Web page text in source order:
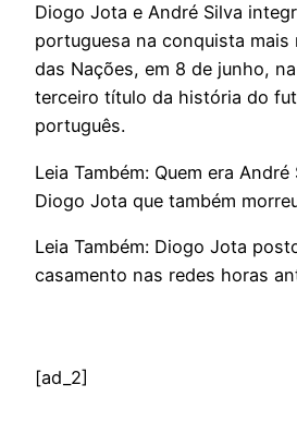
Diogo Jota e André Silva
portuguesa na conquista mais
das Nações, em 8 de junho,
terceiro título da história do
português.
Leia Também: Quem era
Diogo Jota que também
Leia Também: Diogo Jota
casamento nas redes horas
[ad_2]